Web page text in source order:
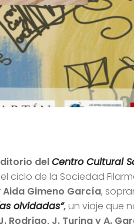
delCentro Cultural
de la Sociedad
Aida Gimeno García,
olvidadas”, un viaje que
Rodrigo, J. Turina y A.